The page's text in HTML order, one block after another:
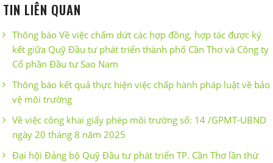
TIN LIÊN QUAN
Thông báo Về việc chấm dứt các hợp đồng, hợp tác được ký
kết giữa Quỹ Đầu tư phát triển thành phố Cần Thơ và Công ty
Cổ phần Đầu tư Sao Nam
Thông báo kết quả thực hiện việc chấp hành pháp luật về bảo
vệ môi trường
Về việc công khai giấy phép môi trường số: 14 /GPMT-UBND
ngày 20 tháng 8 năm 2025
Đại hội Đảng bộ Quỹ Đầu tư phát triển TP. Cần Thơ lần thứ